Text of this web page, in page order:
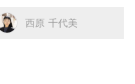
西原 千代美